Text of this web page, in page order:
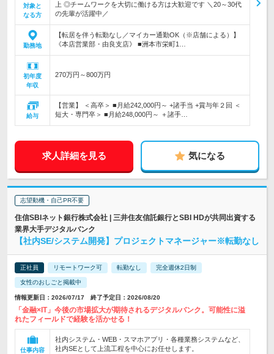
対象と
なる方
上 ◎チームワークを大切に働ける方は大歓迎です ＼20～30代
の先輩が活躍中／
勤務地
【転居を伴う転勤なし／マイカー通勤OK（※店舗による）】
《本店営業部・由良支店》 ■洲本市栄町1…
初年度
年収
270万円～800万円
給与
【営業】 ＜高卒＞ ■月給242,000円～ +諸手当 +賞与年２回 ＜
短大・専門卒＞ ■月給248,000円～ ＋諸手…
求人詳細を見る 気になる
志望動機・自己PR不要
住信SBIネット銀行株式会社 | 三井住友信託銀行とSBI HDが共同出資する
業界大手デジタルバンク
【社内SE/システム開発】プロジェクトマネージャー※転勤なし
正社員 リモートワーク可 転勤なし 完全週休2日制
女性のおしごと掲載中
情報更新日：2026/07/17 終了予定日：2026/08/20
「金融×IT」今後の市場拡大が期待されるデジタルバンク。可能性に溢
れたフィールドで経験を活かせる！
仕事内容
社内システム・WEB・スマホアプリ・各種業務システムなど、
社内SEとして上流工程を中心にお任せします。